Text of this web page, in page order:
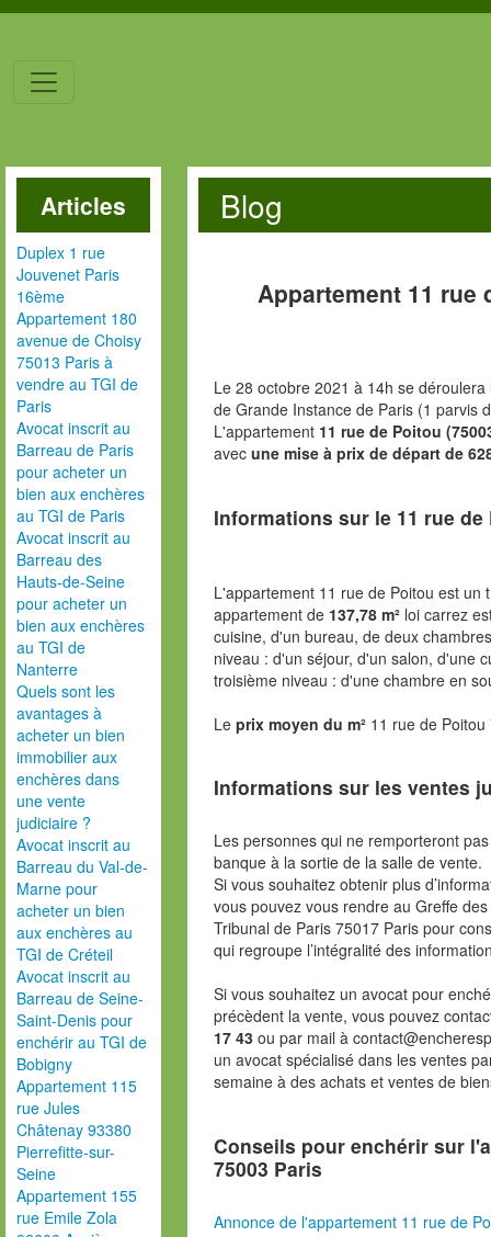
Articles
Duplex 1 rue
Jouvenet Paris
16ème
Appartement 180
avenue de Choisy
75013 Paris à
vendre au TGI de
Paris
Avocat inscrit au
Barreau de Paris
pour acheter un
bien aux enchères
au TGI de Paris
Avocat inscrit au
Barreau des
Hauts-de-Seine
pour acheter un
bien aux enchères
au TGI de
Nanterre
Quels sont les
avantages à
acheter un bien
immobilier aux
enchères dans
une vente
judiciaire ?
Avocat inscrit au
Barreau du Val-de-
Marne pour
acheter un bien
aux enchères au
TGI de Créteil
Avocat inscrit au
Barreau de Seine-
Saint-Denis pour
enchérir au TGI de
Bobigny
Appartement 115
rue Jules
Châtenay 93380
Pierrefitte-sur-
Seine
Appartement 155
rue Emile Zola
Blog
Appartement 11 rue
Le 28 octobre 2021 à 14h se
de Grande Instance de Paris (1 parvis
L'appartement 11 rue de Poitou
avec une mise à prix de départ de
Informations sur le 11 rue
L'appartement 11 rue de Poitou est un
appartement de 137,78 m²loi carrez
cuisine, d'un bureau, de deux
niveau : d'un séjour, d'un salon, d'une
troisième niveau : d'une chambre en
Le prix moyen du m² 11 rue de
Informations sur les ventes
Les personnes qui ne remporteront
banque à la sortie de la salle de vente.
Si vous souhaitez obtenir plus
vous pouvez vous rendre au Greffe
Tribunal de Paris 75017 Paris pour
qui regroupe l’intégralité des
Si vous souhaitez un avocat pour
précèdent la vente, vous pouvez
17 43 ou par mail à
un avocat spécialisé dans les ventes
semaine à des achats et ventes de
Conseils pour enchérir sur
75003 Paris
Annonce de l'appartement 11 rue de